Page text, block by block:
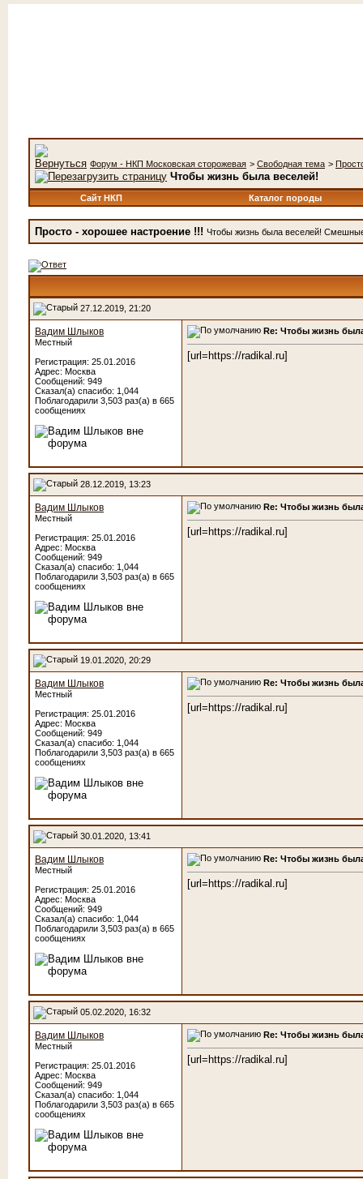
Форум - НКП Московская сторожевая > Свободная тема >
Чтобы жизнь была веселей!
Сайт НКП Каталог породы
Просто - хорошее настроение !!! Чтобы жизнь была веселей!
27.12.2019, 21:20
Вадим Шлыков
Местный
Регистрация: 25.01.2016
Адрес: Москва
Сообщений: 949
Сказал(а) спасибо: 1,044
Поблагодарили 3,503 раз(а) в 665
сообщениях
Re: Чтобы жизнь
[url=https://radikal.ru]
28.12.2019, 13:23
Вадим Шлыков
Местный
Регистрация: 25.01.2016
Адрес: Москва
Сообщений: 949
Сказал(а) спасибо: 1,044
Поблагодарили 3,503 раз(а) в 665
сообщениях
Re: Чтобы жизнь
[url=https://radikal.ru]
19.01.2020, 20:29
Вадим Шлыков
Местный
Регистрация: 25.01.2016
Адрес: Москва
Сообщений: 949
Сказал(а) спасибо: 1,044
Поблагодарили 3,503 раз(а) в 665
сообщениях
Re: Чтобы жизнь
[url=https://radikal.ru]
30.01.2020, 13:41
Вадим Шлыков
Местный
Регистрация: 25.01.2016
Адрес: Москва
Сообщений: 949
Сказал(а) спасибо: 1,044
Поблагодарили 3,503 раз(а) в 665
сообщениях
Re: Чтобы жизнь
[url=https://radikal.ru]
05.02.2020, 16:32
Вадим Шлыков
Местный
Регистрация: 25.01.2016
Адрес: Москва
Сообщений: 949
Сказал(а) спасибо: 1,044
Поблагодарили 3,503 раз(а) в 665
сообщениях
Re: Чтобы жизнь
[url=https://radikal.ru]